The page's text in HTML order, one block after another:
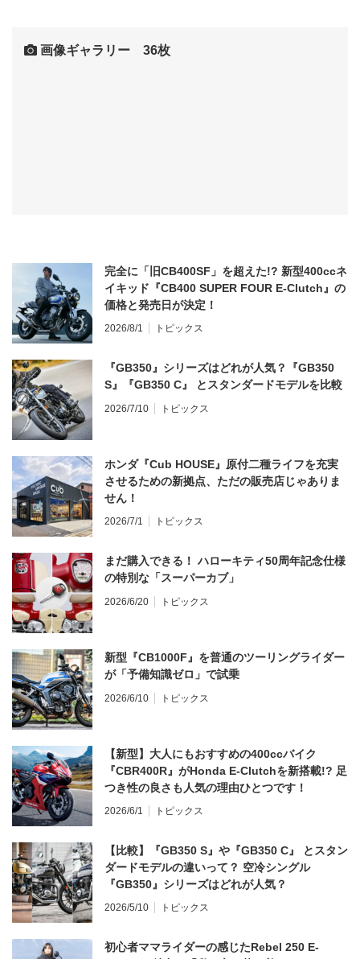
画像ギャラリー 36枚
完全に「旧CB400SF」を超えた!? 新型400ccネ
イキッド『CB400 SUPER FOUR E-Clutch』の
価格と発売日が決定！
2026/8/1 トピックス
『GB350』シリーズはどれが人気？『GB350
S』『GB350 C』 とスタンダードモデルを比較
2026/7/10 トピックス
ホンダ『Cub HOUSE』原付二種ライフを充実
させるための新拠点、ただの販売店じゃありま
せん！
2026/7/1 トピックス
まだ購入できる！ ハローキティ50周年記念仕様
の特別な「スーパーカブ」
2026/6/20 トピックス
新型『CB1000F』を普通のツーリングライダー
が「予備知識ゼロ」で試乗
2026/6/10 トピックス
【新型】大人にもおすすめの400ccバイク
『CBR400R』がHonda E-Clutchを新搭載!? 足
つき性の良さも人気の理由ひとつです！
2026/6/1 トピックス
【比較】『GB350 S』や『GB350 C』 とスタン
ダードモデルの違いって？ 空冷シングル
『GB350』シリーズはどれが人気？
2026/5/10 トピックス
初心者ママライダーの感じたRebel 250 E-